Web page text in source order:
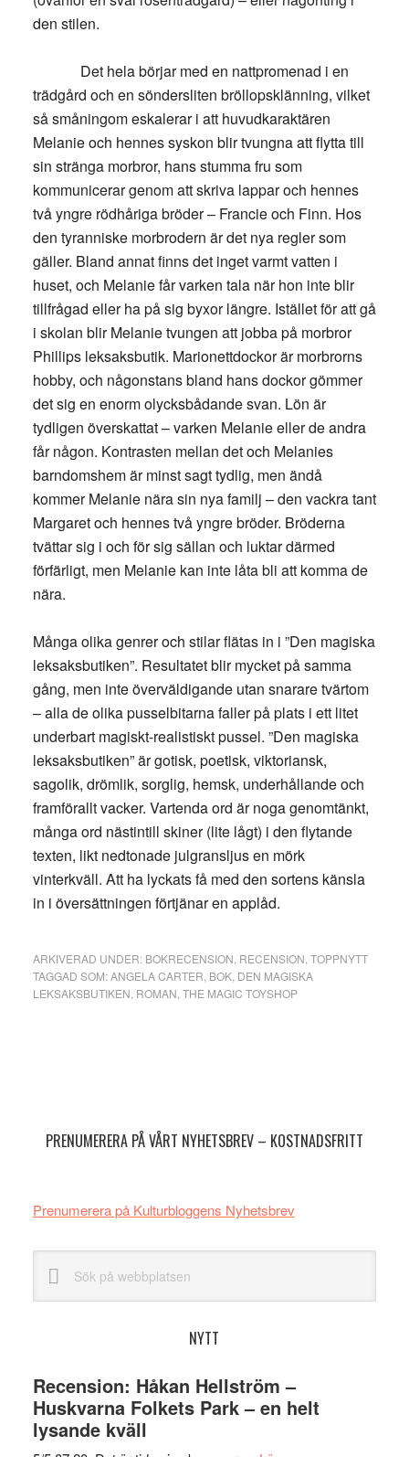
den stilen.
Det hela börjar med en nattpromenad i en
trädgård och en söndersliten bröllopsklänning, vilket
så småningom eskalerar i att huvudkaraktären
Melanie och hennes syskon blir tvungna att flytta till
sin stränga morbror, hans stumma fru som
kommunicerar genom att skriva lappar och hennes
två yngre rödhåriga bröder – Francie och Finn. Hos
den tyranniske morbrodern är det nya regler som
gäller. Bland annat finns det inget varmt vatten i
huset, och Melanie får varken tala när hon inte blir
tillfrågad eller ha på sig byxor längre. Istället för att gå
i skolan blir Melanie tvungen att jobba på morbror
Phillips leksaksbutik. Marionettdockor är morbrorns
hobby, och någonstans bland hans dockor gömmer
det sig en enorm olycksbådande svan. Lön är
tydligen överskattat – varken Melanie eller de andra
får någon. Kontrasten mellan det och Melanies
barndomshem är minst sagt tydlig, men ändå
kommer Melanie nära sin nya familj – den vackra tant
Margaret och hennes två yngre bröder. Bröderna
tvättar sig i och för sig sällan och luktar därmed
förfärligt, men Melanie kan inte låta bli att komma de
nära.
Många olika genrer och stilar flätas in i ”Den magiska
leksaksbutiken”. Resultatet blir mycket på samma
gång, men inte överväldigande utan snarare tvärtom
– alla de olika pusselbitarna faller på plats i ett litet
underbart magiskt-realistiskt pussel. ”Den magiska
leksaksbutiken” är gotisk, poetisk, viktoriansk,
sagolik, drömlik, sorglig, hemsk, underhållande och
framförallt vacker. Vartenda ord är noga genomtänkt,
många ord nästintill skiner (lite lågt) i den flytande
texten, likt nedtonade julgransljus en mörk
vinterkväll. Att ha lyckats få med den sortens känsla
in i översättningen förtjänar en applåd.
ARKIVERAD UNDER: BOKRECENSION RECENSION TOPPNYTT
TAGGAD SOM:ANGELA CARTER BOK, DEN MAGISKA
LEKSAKSBUTIKEN ROMAN THE MAGIC TOYSHOP
PRENUMERERA PÅ VÅRT NYHETSBREV – KOSTNADSFRITT
Prenumerera på Kulturbloggens Nyhetsbrev
webbplatsen
NYTT
Recension: Håkan Hellström –
Huskvarna Folkets Park – en helt
lysande kväll